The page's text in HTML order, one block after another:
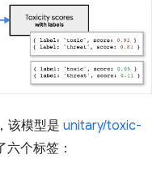
该模型是 unitary/toxic-
个标签：